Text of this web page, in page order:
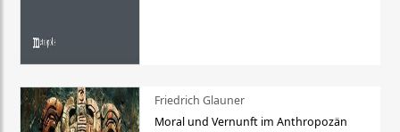
Friedrich Glauner
Moral und Vernunft im Anthropozän